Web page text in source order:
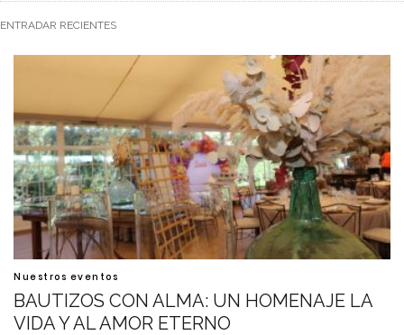
ENTRADAR RECIENTES
Nuestros eventos
BAUTIZOS CON ALMA: UN HOMENAJE LA
VIDA Y AL AMOR ETERNO